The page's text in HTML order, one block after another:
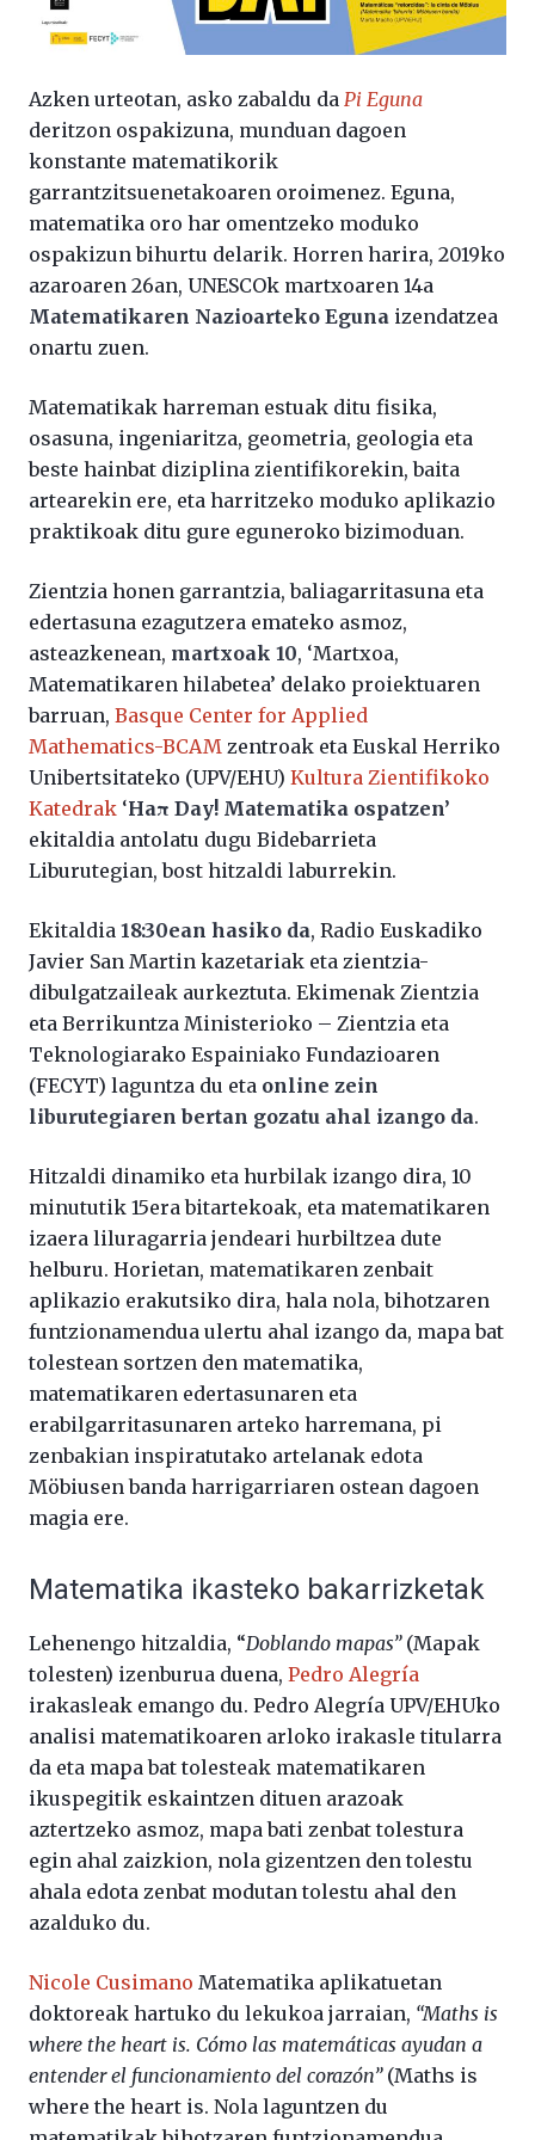
Azken urteotan, asko zabaldu da Pi Eguna
deritzon ospakizuna, munduan dagoen
konstante matematikorik
garrantzitsuenetakoaren oroimenez. Eguna,
matematika oro har omentzeko moduko
ospakizun bihurtu delarik. Horren harira, 2019ko
azaroaren 26an, UNESCOk martxoaren 14a
Matematikaren Nazioarteko Eguna izendatzea
onartu zuen.
Matematikak harreman estuak ditu fisika,
osasuna, ingeniaritza, geometria, geologia eta
beste hainbat diziplina zientifikorekin, baita
artearekin ere, eta harritzeko moduko aplikazio
praktikoak ditu gure eguneroko bizimoduan.
Zientzia honen garrantzia, baliagarritasuna eta
edertasuna ezagutzera emateko asmoz,
asteazkenean, martxoak 10, ‘Martxoa,
Matematikaren hilabetea’ delako proiektuaren
barruan, Basque Center for Applied
Mathematics-BCAM zentroak eta Euskal Herriko
Unibertsitateko (UPV/EHU) Kultura Zientifikoko
Katedrak ‘Haπ Day! Matematika ospatzen’
ekitaldia antolatu dugu Bidebarrieta
Liburutegian, bost hitzaldi laburrekin.
Ekitaldia 18:30ean hasiko da, Radio Euskadiko
Javier San Martin kazetariak eta zientzia-
dibulgatzaileak aurkeztuta. Ekimenak Zientzia
eta Berrikuntza Ministerioko – Zientzia eta
Teknologiarako Espainiako Fundazioaren
(FECYT) laguntza du eta online zein
liburutegiaren bertan gozatu ahal izango da.
Hitzaldi dinamiko eta hurbilak izango dira, 10
minututik 15era bitartekoak, eta matematikaren
izaera liluragarria jendeari hurbiltzea dute
helburu. Horietan, matematikaren zenbait
aplikazio erakutsiko dira, hala nola, bihotzaren
funtzionamendua ulertu ahal izango da, mapa bat
tolestean sortzen den matematika,
matematikaren edertasunaren eta
erabilgarritasunaren arteko harremana, pi
zenbakian inspiratutako artelanak edota
Möbiusen banda harrigarriaren ostean dagoen
magia ere.
Matematika ikasteko bakarrizketak
Lehenengo hitzaldia, “Doblando mapas” (Mapak
tolesten) izenburua duena, Pedro Alegría
irakasleak emango du. Pedro Alegría UPV/EHUko
analisi matematikoaren arloko irakasle titularra
da eta mapa bat tolesteak matematikaren
ikuspegitik eskaintzen dituen arazoak
aztertzeko asmoz, mapa bati zenbat tolestura
egin ahal zaizkion, nola gizentzen den tolestu
ahala edota zenbat modutan tolestu ahal den
azalduko du.
Nicole Cusimano Matematika aplikatuetan
doktoreak hartuko du lekukoa jarraian, “Maths is
where the heart is. Cómo las matemáticas ayudan a
entender el funcionamiento del corazón” (Maths is
where the heart is. Nola laguntzen du